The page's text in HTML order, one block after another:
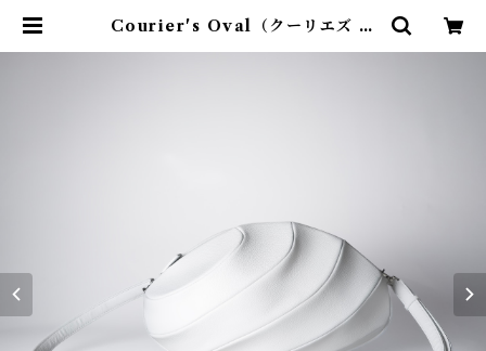
Courier's Oval（クーリエズ オ